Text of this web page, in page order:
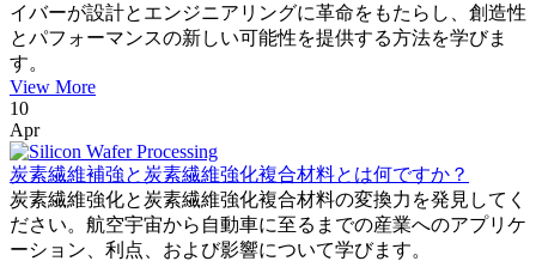
イバーが設計とエンジニアリングに革命をもたらし、創造性
とパフォーマンスの新しい可能性を提供する方法を学びま
す。
View More
10
Apr
炭素繊維補強と炭素繊維強化複合材料とは何ですか？
炭素繊維強化と炭素繊維強化複合材料の変換力を発見してく
ださい。航空宇宙から自動車に至るまでの産業へのアプリケ
ーション、利点、および影響について学びます。